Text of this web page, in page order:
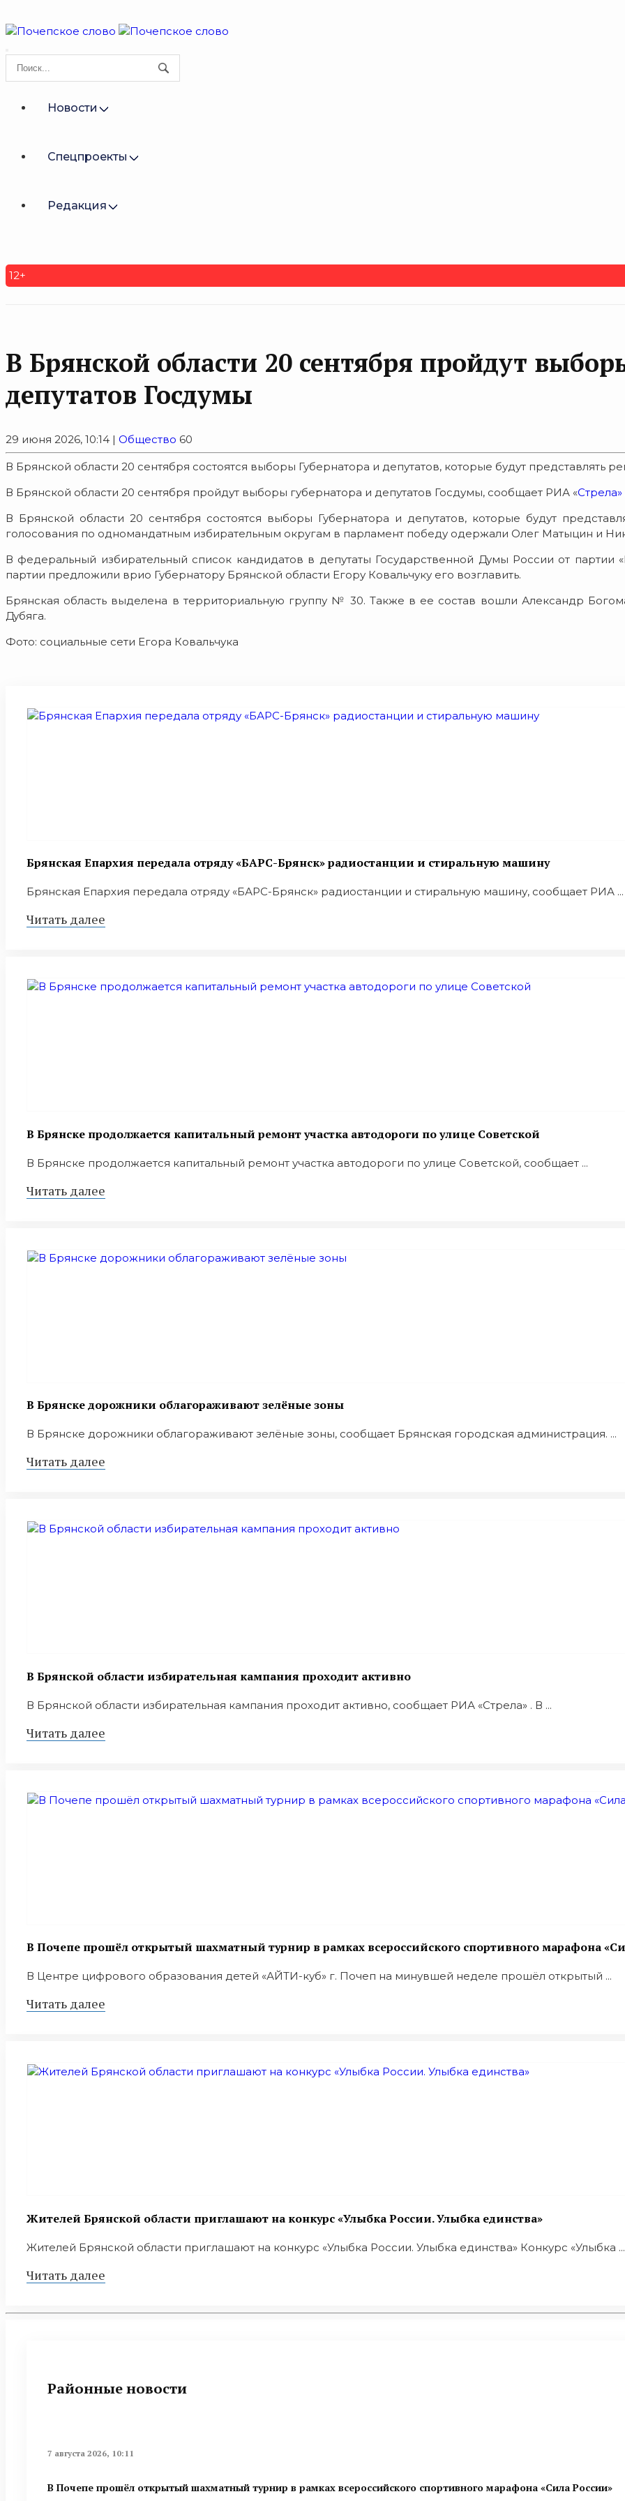
Новости
Спецпроекты
Редакция
12+
В Брянской области 20 сентября пройдут
депутатов Госдумы
29 июня 2026, 10:14 | Общество 60
В Брянской области 20 сентября состоятся выборы Губернатора и депутатов, которые будут представлять
В Брянской области 20 сентября пройдут выборы губернатора и депутатов Госдумы, сообщает РИА «Стрела»
В Брянской области 20 сентября состоятся выборы Губернатора и депутатов, которые будут
голосования по одномандатным избирательным округам в парламент победу одержали Олег Матыцин и
В федеральный избирательный список кандидатов в депутаты Государственной Думы России от партии
партии предложили врио Губернатору Брянской области Егору Ковальчуку его возглавить.
Брянская область выделена в территориальную группу № 30. Также в ее состав вошли Александр
Дубяга.
Фото: социальные сети Егора Ковальчука
Брянская Епархия передала отряду «БАРС-Брянск» радиостанции и стиральную машину
Брянская Епархия передала отряду «БАРС-Брянск» радиостанции и стиральную машину, сообщает РИА ...
Читать далее
В Брянске продолжается капитальный ремонт участка автодороги по улице Советской
В Брянске продолжается капитальный ремонт участка автодороги по улице Советской, сообщает ...
Читать далее
В Брянске дорожники облагораживают зелёные зоны
В Брянске дорожники облагораживают зелёные зоны, сообщает Брянская городская администрация. ...
Читать далее
В Брянской области избирательная кампания проходит активно
В Брянской области избирательная кампания проходит активно, сообщает РИА «Стрела» . В ...
Читать далее
В Почепе прошёл открытый шахматный турнир в рамках всероссийского спортивного марафона
В Центре цифрового образования детей «АЙТИ-куб» г. Почеп на минувшей неделе прошёл открытый ...
Читать далее
Жителей Брянской области приглашают на конкурс «Улыбка России. Улыбка единства»
Жителей Брянской области приглашают на конкурс «Улыбка России. Улыбка единства» Конкурс «Улыбка ...
Читать далее
Районные новости
7 августа 2026, 10:11
В Почепе прошёл открытый шахматный турнир в рамках всероссийского спортивного марафона «Сила России»